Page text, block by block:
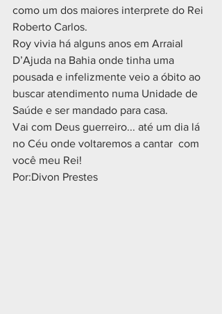
como um dos maiores interprete do Rei
Roberto Carlos.
Roy vivia há alguns anos em Arraial
D’Ajuda na Bahia onde tinha uma
pousada e infelizmente veio a óbito ao
buscar atendimento numa Unidade de
Saúde e ser mandado para casa.
Vai com Deus guerreiro... até um dia lá
no Céu onde voltaremos a cantar  com
você meu Rei!
Por:Divon Prestes